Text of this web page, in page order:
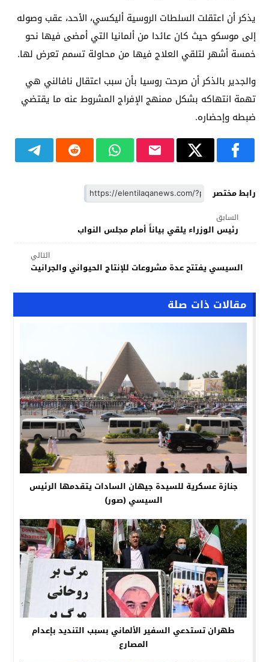
يذكر أن اعتقلت السلطات الروسية أليكسي، الأحد، عقب وصوله
إلى موسكو حيث كان عائدا من ألمانيا التي أمضى فيها نحو
خمسة أشهر لتلقي العلاج فيها من محاولة تسمم تعرض لها.
والجدير بالذكر أن صرحت روسيا بأن سبب اعتقال نافالني هي
تهمة انتهاكه بشكل ممنهج الإفراج المشروط عنه ما يقتضي
ضبطه وإحضاره.
رابط مختصر
السابق
رئيس الوزراء يلقي بياناً أمام مجلس النواب
التالي
السيسي يفتتح عدة مشروعات للإنتاج الحيواني والجرانيت
مقالات ذات صلة
جنازة عسكرية للسيدة جيهان السادات يتقدمها الرئيس
السيسي (صور)
طهران تستدعي السفير الألماني بسبب التنديد بإعدام
المصارع